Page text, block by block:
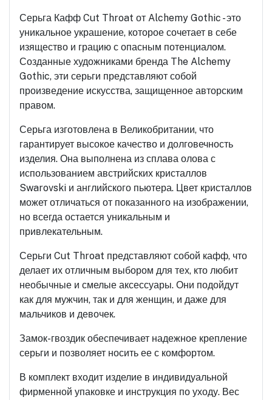
Серьга Кафф Cut Throat от Alchemy Gothic - это
уникальное украшение, которое сочетает в себе
изящество и грацию с опасным потенциалом.
Созданные художниками бренда The Alchemy
Gothic, эти серьги представляют собой
произведение искусства, защищенное авторским
правом.
Серьга изготовлена в Великобритании, что
гарантирует высокое качество и долговечность
изделия. Она выполнена из сплава олова с
использованием австрийских кристаллов
Swarovski и английского пьютера. Цвет кристаллов
может отличаться от показанного на изображении,
но всегда остается уникальным и
привлекательным.
Серьги Cut Throat представляют собой кафф, что
делает их отличным выбором для тех, кто любит
необычные и смелые аксессуары. Они подойдут
как для мужчин, так и для женщин, и даже для
мальчиков и девочек.
Замок-гвоздик обеспечивает надежное крепление
серьги и позволяет носить ее с комфортом.
В комплект входит изделие в индивидуальной
фирменной упаковке и инструкция по уходу. Вес